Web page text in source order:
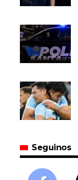
Seguinos